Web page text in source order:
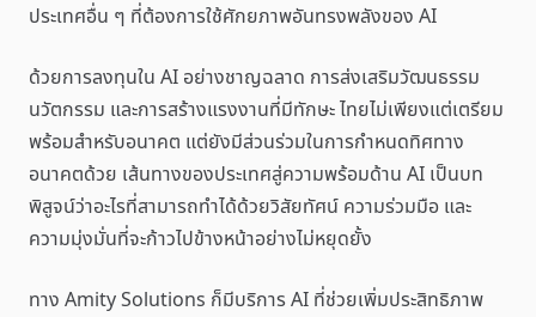
ประเทศอื่น ๆ ที่ต้องการใช้ศักยภาพอันทรงพลังของ AI
ด้วยการลงทุนใน AI อย่างชาญฉลาด การส่งเสริมวัฒนธรรม
นวัตกรรม และการสร้างแรงงานที่มีทักษะ ไทยไม่เพียงแต่เตรียม
พร้อมสำหรับอนาคต แต่ยังมีส่วนร่วมในการกำหนดทิศทาง
อนาคตด้วย เส้นทางของประเทศสู่ความพร้อมด้าน AI เป็นบท
พิสูจน์ว่าอะไรที่สามารถทำได้ด้วยวิสัยทัศน์ ความร่วมมือ และ
ความมุ่งมั่นที่จะก้าวไปข้างหน้าอย่างไม่หยุดยั้ง
ทาง Amity Solutions ก็มีบริการ AI ที่ช่วยเพิ่มประสิทธิภาพ